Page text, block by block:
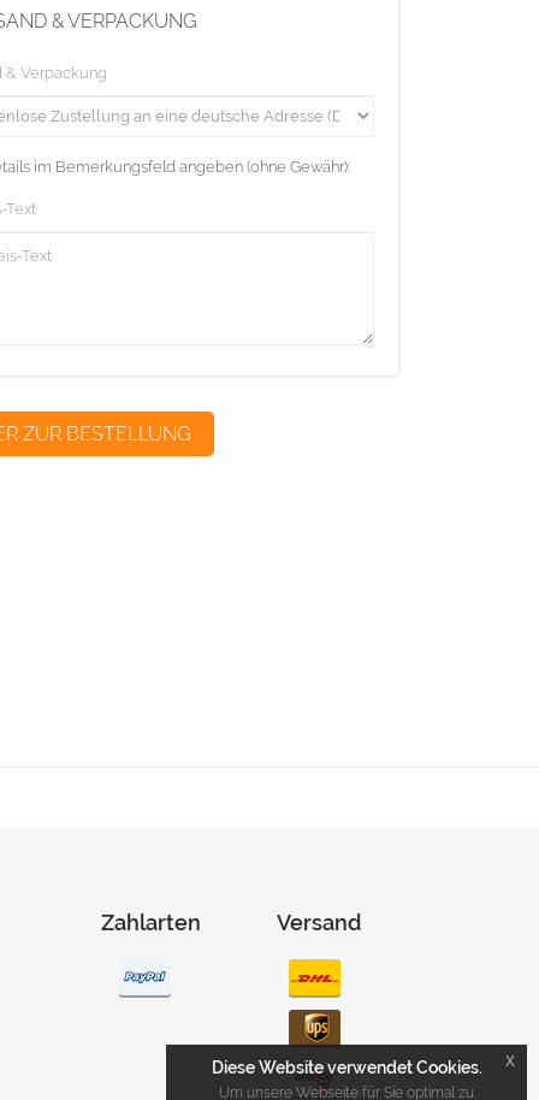
& VERPACKUNG
& Verpackung
im Bemerkungsfeld angeben (ohne Gewähr):
Text
Zahlarten Versand
Diese Website verwendet Cookies.
Um unsere Webseite für Sie optimal zu
x